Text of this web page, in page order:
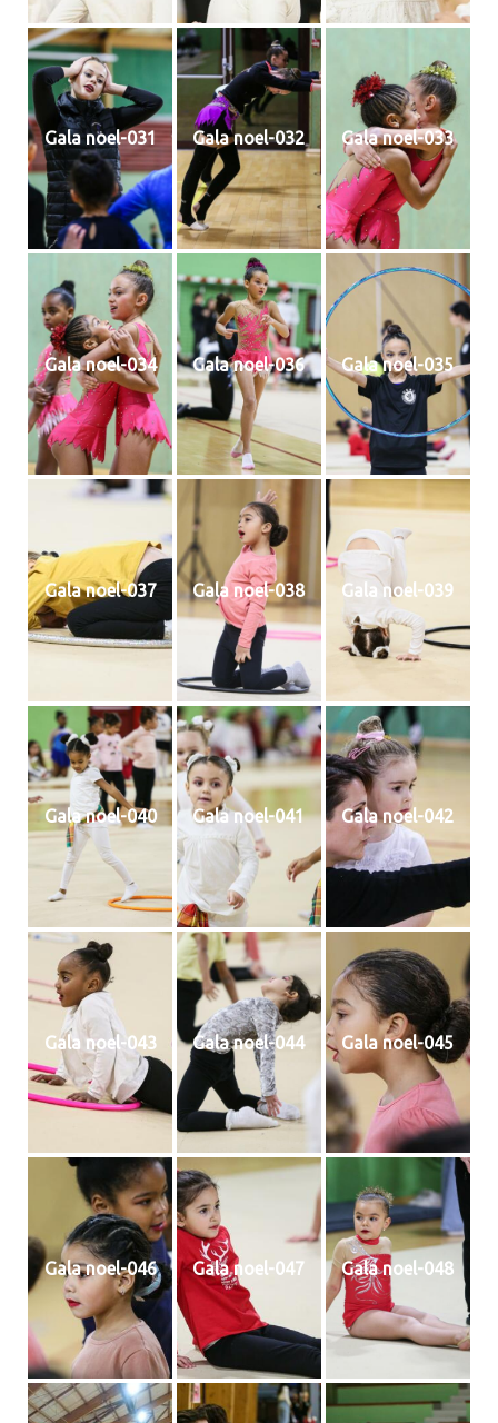
Gala noel-031 Gala noel-032 Gala noel-033
Gala noel-034 Gala noel-036 Gala noel-035
Gala noel-037 Gala noel-038 Gala noel-039
Gala noel-040 Gala noel-041 Gala noel-042
Gala noel-043 Gala noel-044 Gala noel-045
Gala noel-046 Gala noel-047 Gala noel-048